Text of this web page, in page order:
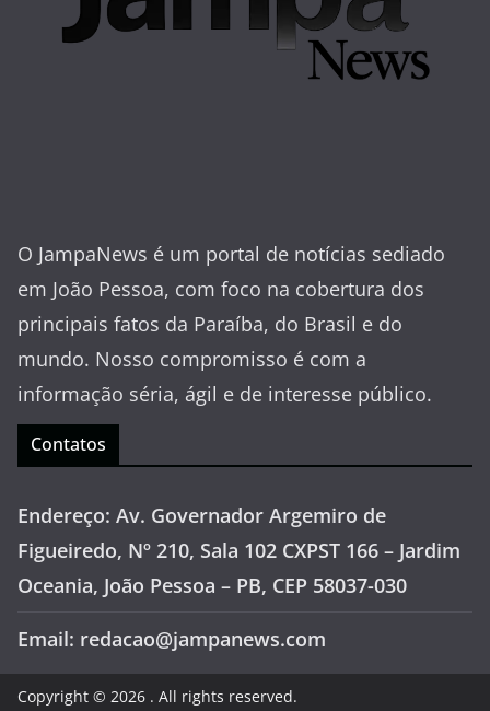
O JampaNews é um portal de notícias sediado
em João Pessoa, com foco na cobertura dos
principais fatos da Paraíba, do Brasil e do
mundo. Nosso compromisso é com a
informação séria, ágil e de interesse público.
Contatos
Endereço: Av. Governador Argemiro de
Figueiredo, Nº 210, Sala 102 CXPST 166 – Jardim
Oceania, João Pessoa – PB, CEP 58037-030
Email: redacao@jampanews.com
Copyright © 2026 . All rights reserved.